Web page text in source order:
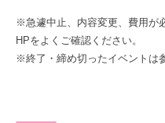
※急遽中止、内容変更、費用が
HPをよくご確認ください。
※終了・締め切ったイベントは